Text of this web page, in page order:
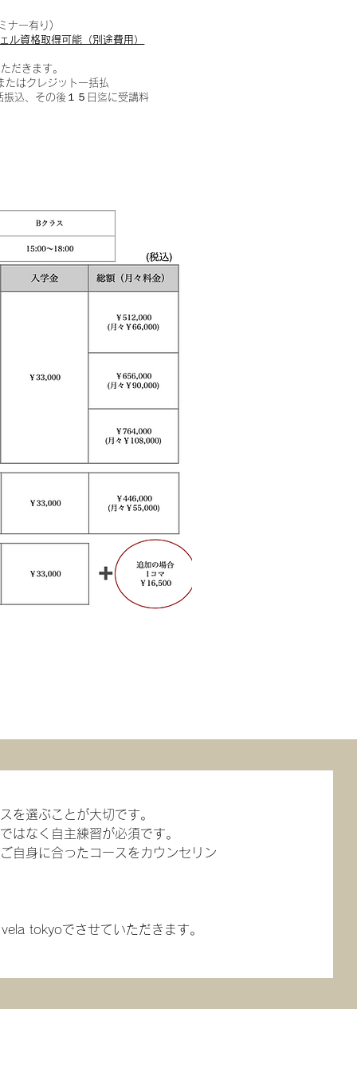
ナー有り)
ル資格取得可能（別途費用）
ただきます。
たはクレジット一括払
込、その後１５日迄に受講料
を選ぶことが大切です。
はなく自主練習が必須です。
自身に合ったコースをカウンセリン
tokyoでさせていただきます。